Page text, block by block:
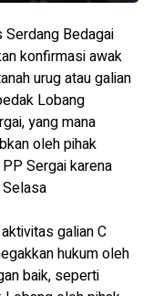
Bedagai
konfirmasi awak
urug atau galian
Lobang
yang mana
oleh pihak
Sergai karena
galian C
hukum oleh
baik, seperti